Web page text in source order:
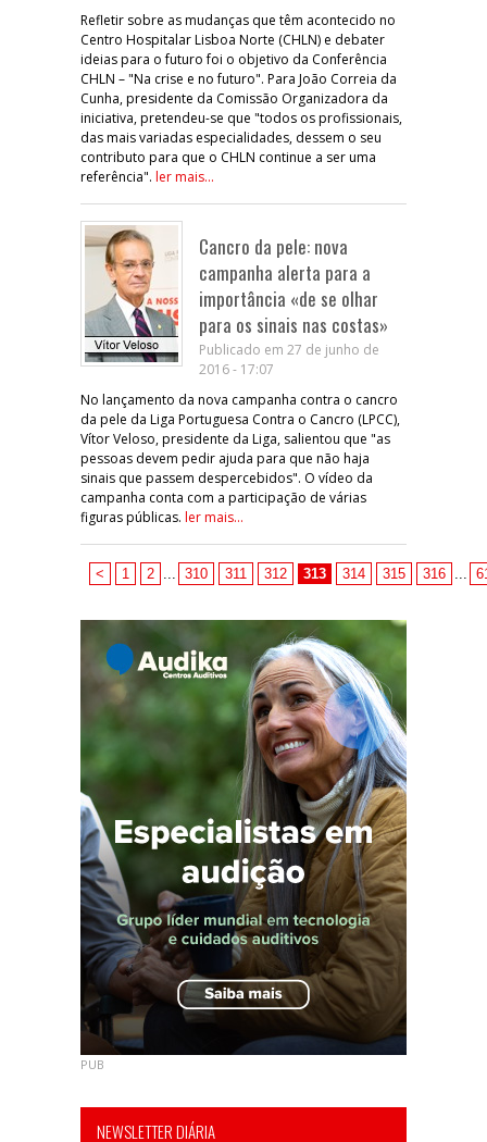
Refletir sobre as mudanças que têm acontecido no
Centro Hospitalar Lisboa Norte (CHLN) e debater
ideias para o futuro foi o objetivo da Conferência
CHLN – "Na crise e no futuro". Para João Correia da
Cunha, presidente da Comissão Organizadora da
iniciativa, pretendeu-se que "todos os profissionais,
das mais variadas especialidades, dessem o seu
contributo para que o CHLN continue a ser uma
referência". ler mais...
Cancro da pele: nova
campanha alerta para a
importância «de se olhar
para os sinais nas costas»
Publicado em 27 de junho de
2016 - 17:07
No lançamento da nova campanha contra o cancro
da pele da Liga Portuguesa Contra o Cancro (LPCC),
Vítor Veloso, presidente da Liga, salientou que "as
pessoas devem pedir ajuda para que não haja
sinais que passem despercebidos". O vídeo da
campanha conta com a participação de várias
figuras públicas. ler mais...
< 1 2 310 311 312 313 314 315 316
PUB
NEWSLETTER DIÁRIA